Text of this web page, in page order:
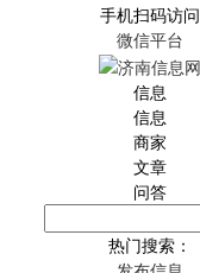
手机扫码访问
微信平台
信息
信息
商家
文章
问答
热门搜索：